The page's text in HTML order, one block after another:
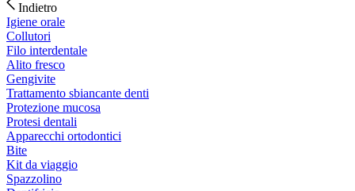
Indietro
Igiene orale
Collutori
Filo interdentale
Alito fresco
Gengivite
Trattamento sbiancante denti
Protezione mucosa
Protesi dentali
Apparecchi ortodontici
Bite
Kit da viaggio
Spazzolino